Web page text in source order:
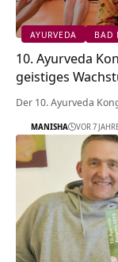
AYURVEDA BAD
10. Ayurveda
geistiges
Der 10. Ayurveda
MANISHA VOR 7